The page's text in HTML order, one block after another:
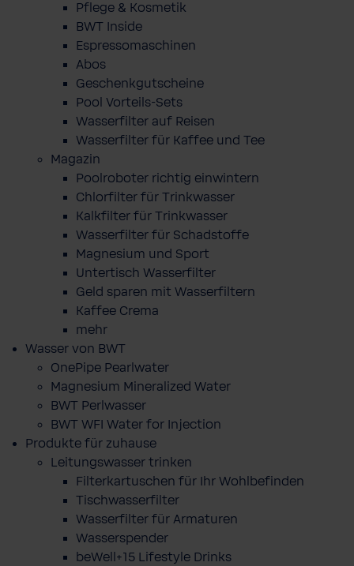
Pflege & Kosmetik
BWT Inside
Espressomaschinen
Abos
Geschenkgutscheine
Pool Vorteils-Sets
Wasserfilter auf Reisen
Wasserfilter für Kaffee und Tee
Magazin
Poolroboter richtig einwintern
Chlorfilter für Trinkwasser
Kalkfilter für Trinkwasser
Wasserfilter für Schadstoffe
Magnesium und Sport
Untertisch Wasserfilter
Geld sparen mit Wasserfiltern
Kaffee Crema
mehr
Wasser von BWT
OnePipe Pearlwater
Magnesium Mineralized Water
BWT Perlwasser
BWT WFI Water for Injection
Produkte für zuhause
Leitungswasser trinken
Filterkartuschen für Ihr Wohlbefinden
Tischwasserfilter
Wasserfilter für Armaturen
Wasserspender
beWell+15 Lifestyle Drinks